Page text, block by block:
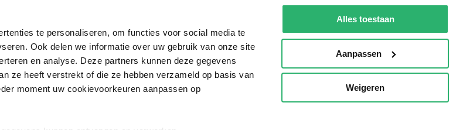
te personaliseren, om functies voor social media te
Ook delen we informatie over uw gebruik van onze site
en analyse. Deze partners kunnen deze gegevens
ze heeft verstrekt of die ze hebben verzameld op basis van
moment uw cookievoorkeuren aanpassen op
Alles toestaan
Aanpassen
Weigeren
en openingstijden
worden
Disclosure policy
helpdesk@readshop.nl
088 - 133 84 32